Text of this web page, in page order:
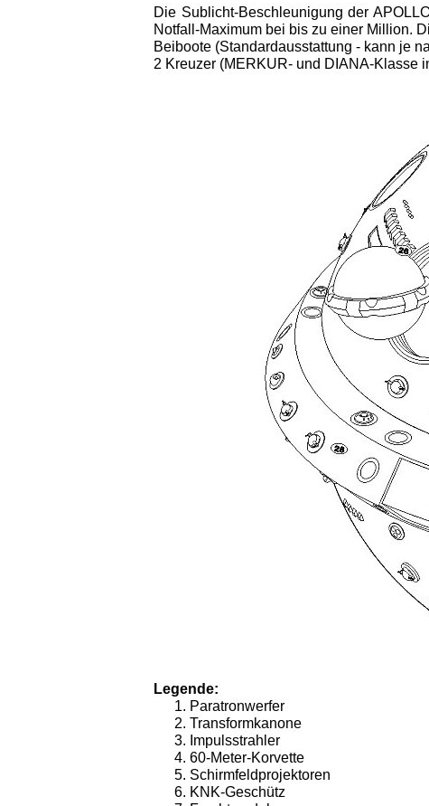
Die Sublicht-Beschleunigung der
Notfall-Maximum bei bis zu einer Million.
Beiboote (Standardausstattung - kann je
2 Kreuzer (MERKUR- und DIANA-Klasse
Legende:
Paratronwerfer
Transformkanone
Impulsstrahler
60-Meter-Korvette
Schirmfeldprojektoren
KNK-Geschütz